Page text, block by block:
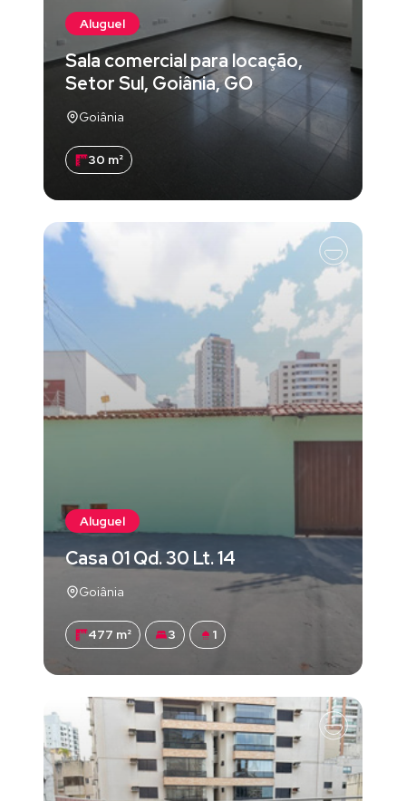
Aluguel
Sala comercial para locação,
Setor Sul, Goiânia, GO
Goiânia
30 m²
Aluguel
Casa 01 Qd. 30 Lt. 14
Goiânia
477 m² 3 1